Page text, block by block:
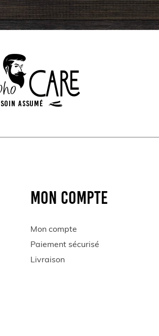
MON COMPTE
Mon compte
Paiement sécurisé
Livraison